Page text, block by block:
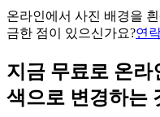
온라인에서 사진 배경을
금한 점이 있으신가요?연
지금 무료로 온라
색으로 변경하는